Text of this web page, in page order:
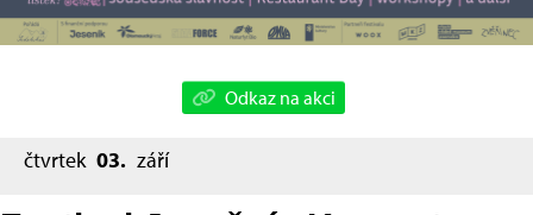
Odkaz na akci
čtvrtek 03. září